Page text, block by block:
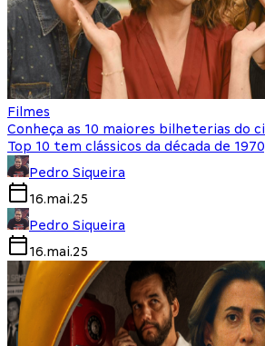
Filmes
Conheça as 10 maiores bilheterias do
Top 10 tem clássicos da década de
Pedro Siqueira
16.mai.25
Pedro Siqueira
16.mai.25